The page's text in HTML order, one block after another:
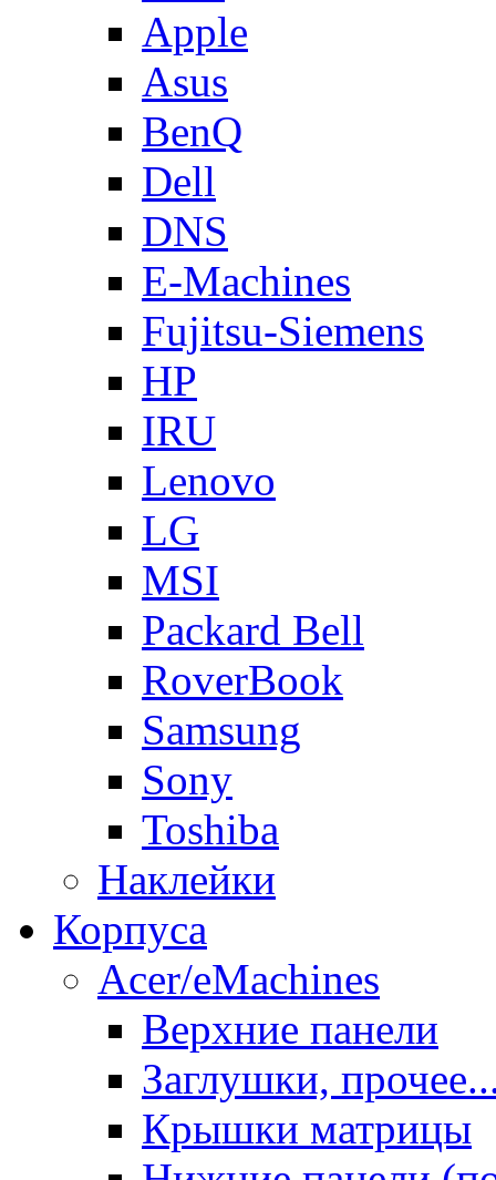
Apple
Asus
BenQ
Dell
DNS
E-Machines
Fujitsu-Siemens
HP
IRU
Lenovo
LG
MSI
Packard Bell
RoverBook
Samsung
Sony
Toshiba
Наклейки
Корпуса
Acer/eMachines
Верхние панели
Заглушки,
Крышки матрицы